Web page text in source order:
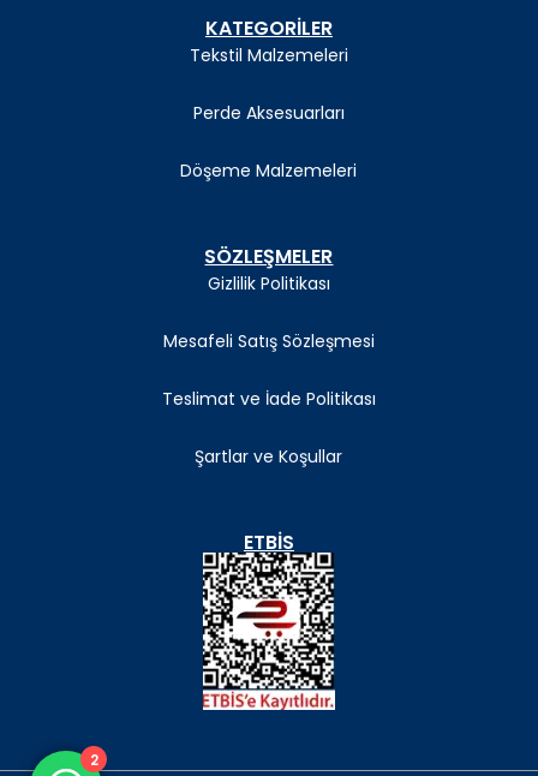
KATEGORİLER
Tekstil Malzemeleri
Perde Aksesuarları
Döşeme Malzemeleri
SÖZLEŞMELER
Gizlilik Politikası
Mesafeli Satış Sözleşmesi
Teslimat ve İade Politikası
Şartlar ve Koşullar
ETBIS
2